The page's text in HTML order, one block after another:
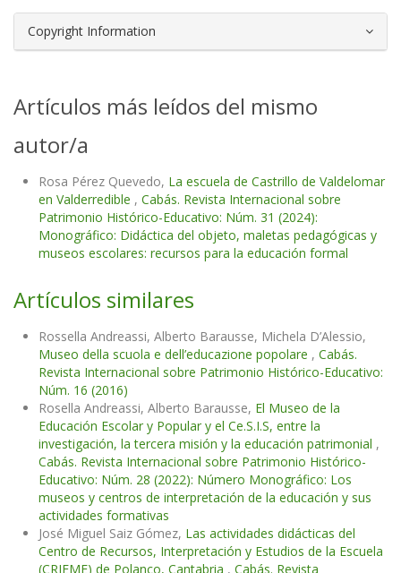
Copyright Information
Artículos más leídos del mismo
autor/a
Rosa Pérez Quevedo, La escuela de Castrillo de Valdelomar
en Valderredible , Cabás. Revista Internacional sobre
Patrimonio Histórico-Educativo: Núm. 31 (2024):
Monográfico: Didáctica del objeto, maletas pedagógicas y
museos escolares: recursos para la educación formal
Artículos similares
Rossella Andreassi, Alberto Barausse, Michela D’Alessio,
Museo della scuola e dell’educazione popolare , Cabás.
Revista Internacional sobre Patrimonio Histórico-Educativo:
Núm. 16 (2016)
Rosella Andreassi, Alberto Barausse, El Museo de la
Educación Escolar y Popular y el Ce.S.I.S, entre la
investigación, la tercera misión y la educación patrimonial ,
Cabás. Revista Internacional sobre Patrimonio Histórico-
Educativo: Núm. 28 (2022): Número Monográfico: Los
museos y centros de interpretación de la educación y sus
actividades formativas
José Miguel Saiz Gómez, Las actividades didácticas del
Centro de Recursos, Interpretación y Estudios de la Escuela
(CRIEME) de Polanco, Cantabria , Cabás. Revista